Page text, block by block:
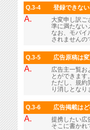
Q.3-4 登録できな
A.
大変申し訳ご
準に満たない
なお、モバイ
されませんの
Q.3-5 広告原稿は
A.
広告主一覧
とができます。
ただし、規約
り消しとなり
Q.3-6 広告掲載は
A.
提携したい広
そこに書かれ